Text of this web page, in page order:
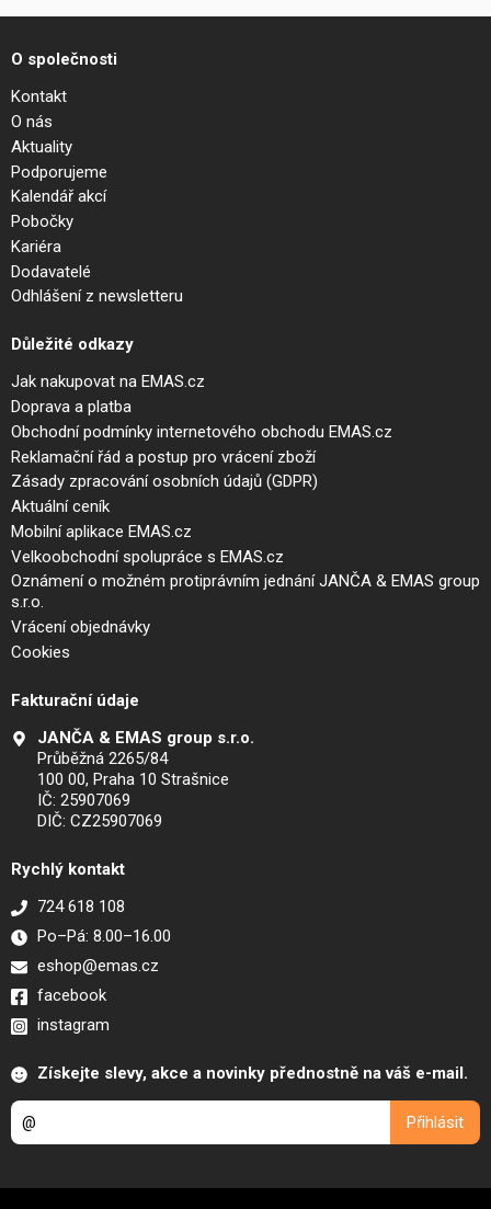
O společnosti
Kontakt
O nás
Aktuality
Podporujeme
Kalendář akcí
Pobočky
Kariéra
Dodavatelé
Odhlášení z newsletteru
Důležité odkazy
Jak nakupovat na EMAS.cz
Doprava a platba
Obchodní podmínky internetového obchodu EMAS.cz
Reklamační řád a postup pro vrácení zboží
Zásady zpracování osobních údajů (GDPR)
Aktuální ceník
Mobilní aplikace EMAS.cz
Velkoobchodní spolupráce s EMAS.cz
Oznámení o možném protiprávním jednání JANČA & EMAS group
s.r.o.
Vrácení objednávky
Cookies
Fakturační údaje
JANČA & EMAS group s.r.o.
Průběžná 2265/84
100 00, Praha 10 Strašnice
IČ: 25907069
DIČ: CZ25907069
Rychlý kontakt
724 618 108
Po–Pá: 8.00–16.00
eshop@emas.cz
facebook
instagram
Získejte slevy, akce a novinky přednostně na váš e-mail.